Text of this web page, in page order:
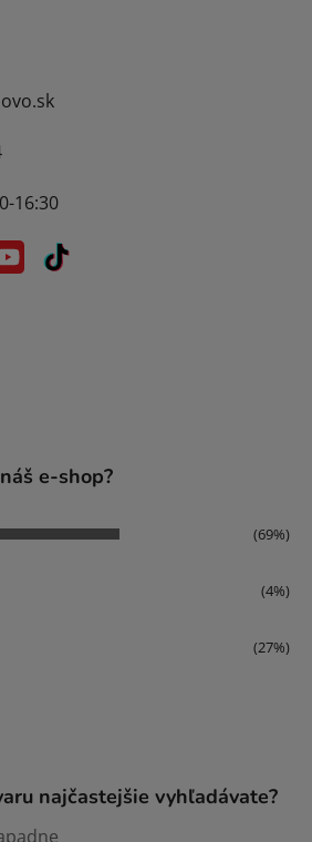
16:30
e-shop?
(69%)
(4%)
(27%)
najčastejšie vyhľadávate?